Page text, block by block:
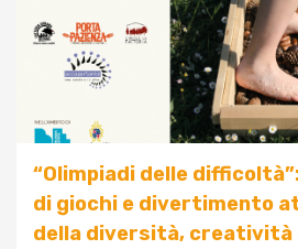
“Olimpiadi delle
di giochi e divertimento
della diversità, creatività